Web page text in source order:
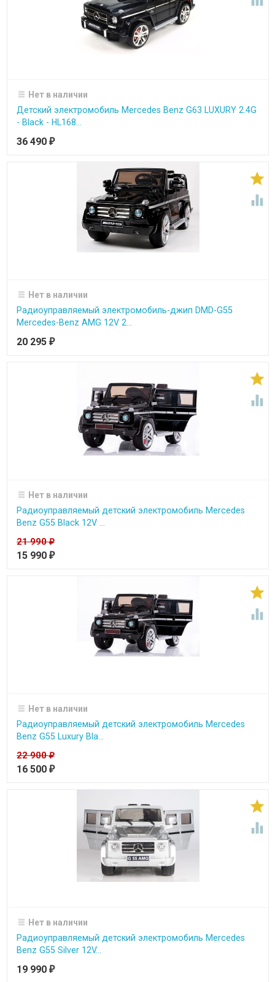
Нет в наличии
Детский электромобиль Mercedes Benz G63 LUXURY 2.4G
- Black - HL168...
36 490 ₽


Нет в наличии
Радиоуправляемый электромобиль-джип DMD-G55
Mercedes-Benz AMG 12V 2...
20 295 ₽


Нет в наличии
Радиоуправляемый детский электромобиль Mercedes
Benz G55 Black 12V ...
21 990₽
15 990 ₽


Нет в наличии
Радиоуправляемый детский электромобиль Mercedes
Benz G55 Luxury Bla...
22 900₽
16 500 ₽


Нет в наличии
Радиоуправляемый детский электромобиль Mercedes
Benz G55 Silver 12V...
19 990 ₽